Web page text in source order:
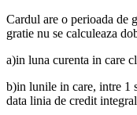
Cardul are o perioada de
gratie nu se calculeaza
a)in luna curenta in care
b)in lunile in care, intre 1
data linia de credit